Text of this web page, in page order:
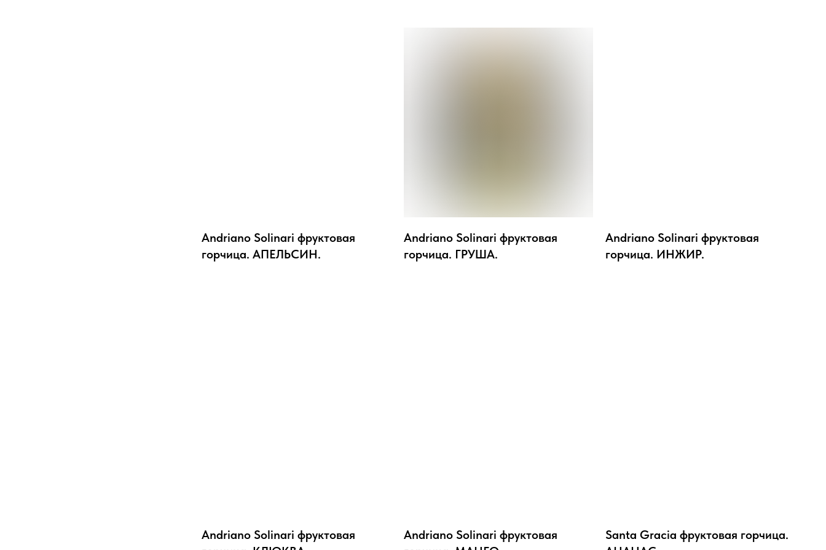
Andriano Solinari фруктовая
горчица. АПЕЛЬСИН.
Andriano Solinari фруктовая
горчица. ГРУША.
Andriano Solinari фруктовая
горчица. ИНЖИР.
Andriano Solinari фруктовая
Andriano Solinari фруктовая
Santa Gracia фруктовая горчица.